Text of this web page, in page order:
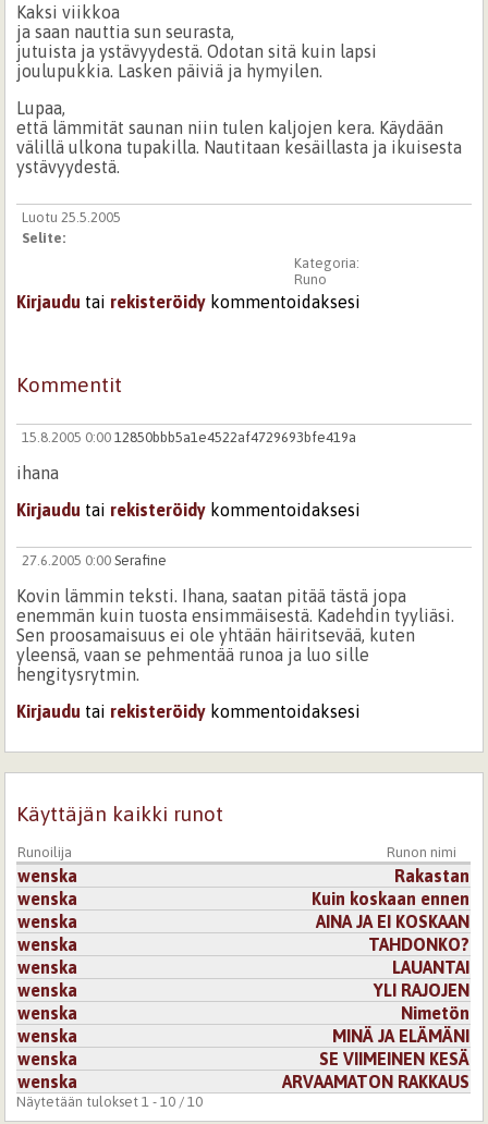
Kaksi viikkoa
ja saan nauttia sun seurasta,
jutuista ja ystävyydestä. Odotan sitä kuin lapsi
joulupukkia. Lasken päiviä ja hymyilen.
Lupaa,
että lämmität saunan niin tulen kaljojen kera. Käydään
välillä ulkona tupakilla. Nautitaan kesäillasta ja ikuisesta
ystävyydestä.
Luotu 25.5.2005
Selite:
Kategoria:
Runo
Kirjaudu tai rekisteröidy kommentoidaksesi
Kommentit
15.8.2005 0:00 12850bbb5a1e4522af4729693bfe419a
ihana
Kirjaudu tai rekisteröidy kommentoidaksesi
27.6.2005 0:00 Serafine
Kovin lämmin teksti. Ihana, saatan pitää tästä jopa
enemmän kuin tuosta ensimmäisestä. Kadehdin tyyliäsi.
Sen proosamaisuus ei ole yhtään häiritsevää, kuten
yleensä, vaan se pehmentää runoa ja luo sille
hengitysrytmin.
Kirjaudu tai rekisteröidy kommentoidaksesi
Käyttäjän kaikki runot
Runoilija Runon nimi
wenska
Rakastan
wenska
Kuin koskaan ennen
wenska
AINA JA EI KOSKAAN
wenska
TAHDONKO?
wenska
LAUANTAI
wenska
YLI RAJOJEN
wenska
Nimetön
wenska
MINÄ JA ELÄMÄNI
wenska
SE VIIMEINEN KESÄ
wenska
ARVAAMATON RAKKAUS
Näytetään tulokset 1 - 10 / 10